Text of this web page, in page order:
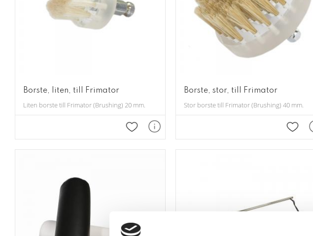
Borste, liten, till Frimator
Liten borste till Frimator (Brushing) 20 mm.
Lägg till i favoriter
Borste, stor, till Frimator
Stor borste till Frimator (Brushing) 40 mm.
Lägg